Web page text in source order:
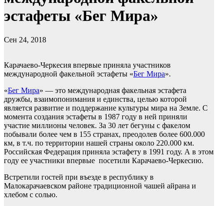
эстафеты «Бег Мира»
Сен 24, 2018
Карачаево-Черкесия впервые приняла участников
международной факельной эстафеты «Бег Мира».
«Бег Мира» — это международная факельная эстафета
дружбы, взаимопонимания и единства, целью которой
является развитие и поддержание культуры мира на Земле. С
момента создания эстафеты в 1987 году в ней приняли
участие миллионы человек. За 30 лет бегуны с факелом
побывали более чем в 155 странах, преодолев более 600.000
км, в т.ч. по территории нашей страны около 220.000 км.
Российская Федерация приняла эстафету в 1991 году. А в этом
году ее участники впервые посетили Карачаево-Черкесию.
Встретили гостей при въезде в республику в
Малокарачаевском районе традиционной чашей айрана и
хлебом с солью.